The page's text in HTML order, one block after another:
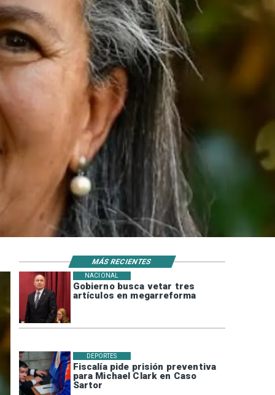
Gobierno busca vetar tres
artículos en megarreforma
NACIONAL
Fiscalía pide prisión preventiva
para Michael Clark en Caso
Sartor
DEPORTES
MÁS RECIENTES